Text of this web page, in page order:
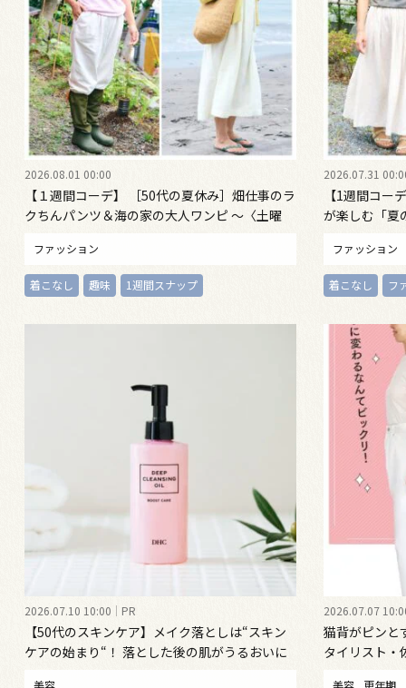
2026.08.01 00:00
【１週間コーデ】 ［50代の夏休み］畑仕事のラ
クちんパンツ＆海の家の大人ワンピ ～〈土曜
ファッション
着こなし 趣味 1週間スナップ
2026.07.31
【1週間コー
が楽しむ「夏
ファッション
着こなし フ
2026.07.10 10:00 PR
【50代のスキンケア】メイク落としは“スキン
ケアの始まり“！ 落とした後の肌がうるおいに
美容
2026.07.07
猫背がピンと
タイリスト・
美容 更年期